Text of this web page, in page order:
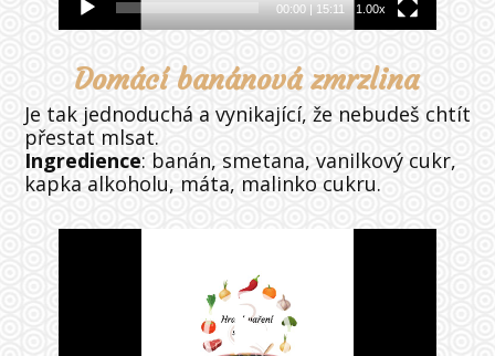
00:00 | 15:11 1.00x
Domácí banánová zmrzlina
Je tak jednoduchá a vynikající, že nebudeš chtít
přestat mlsat.
Ingredience: banán, smetana, vanilkový cukr,
kapka alkoholu, máta, malinko cukru.